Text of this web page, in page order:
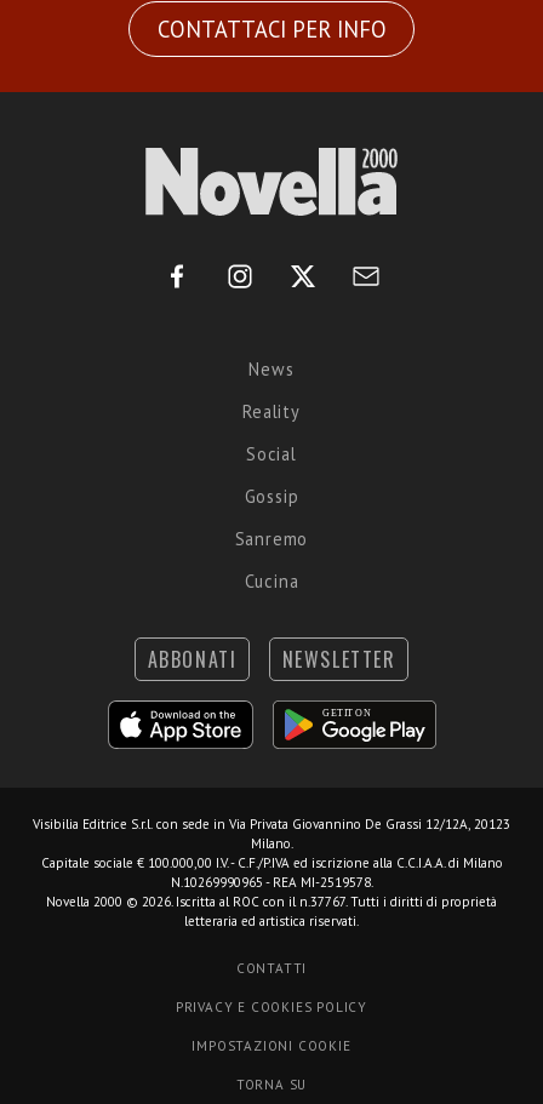
CONTATTACI PER INFO
News
Reality
Social
Gossip
Sanremo
Cucina
ABBONATI NEWSLETTER
Visibilia Editrice S.r.l. con sede in Via Privata Giovannino De Grassi 12/12A, 20123
Milano.
Capitale sociale € 100.000,00 I.V. - C.F./P.IVA ed iscrizione alla C.C.I.A.A. di Milano
N.10269990965 - REA MI-2519578.
Novella 2000 © 2026. Iscritta al ROC con il n.37767. Tutti i diritti di proprietà
letteraria ed artistica riservati.
CONTATTI
PRIVACY E COOKIES POLICY
IMPOSTAZIONI COOKIE
TORNA SU